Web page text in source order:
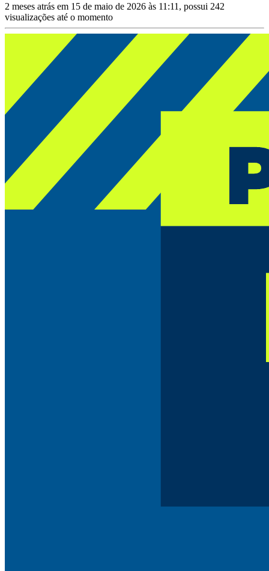
2 meses atrás em 15 de maio de 2026 às 11:11, possui 242
visualizações até o momento